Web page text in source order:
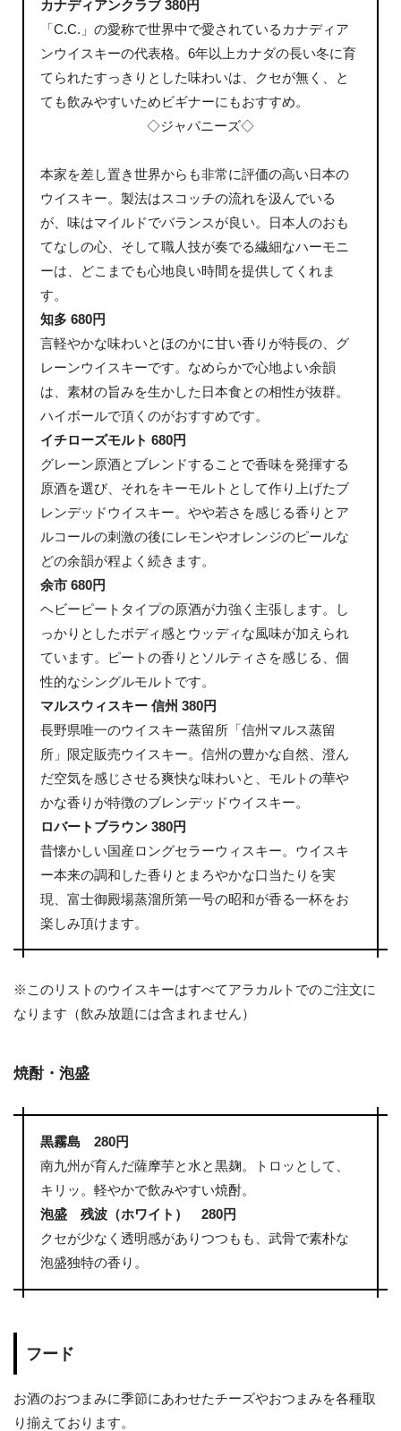
カナディアンクラブ 380円
「C.C.」の愛称で世界中で愛されているカナディア
ンウイスキーの代表格。6年以上カナダの長い冬に育
てられたすっきりとした味わいは、クセが無く、と
ても飲みやすいためビギナーにもおすすめ。
◇ジャパニーズ◇
本家を差し置き世界からも非常に評価の高い日本の
ウイスキー。製法はスコッチの流れを汲んでいる
が、味はマイルドでバランスが良い。日本人のおも
てなしの心、そして職人技が奏でる繊細なハーモニ
ーは、どこまでも心地良い時間を提供してくれま
す。
知多 680円
言軽やかな味わいとほのかに甘い香りが特長の、グ
レーンウイスキーです。なめらかで心地よい余韻
は、素材の旨みを生かした日本食との相性が抜群。
ハイボールで頂くのがおすすめです。
イチローズモルト 680円
グレーン原酒とブレンドすることで香味を発揮する
原酒を選び、それをキーモルトとして作り上げたブ
レンデッドウイスキー。やや若さを感じる香りとア
ルコールの刺激の後にレモンやオレンジのピールな
どの余韻が程よく続きます。
余市 680円
ヘビーピートタイプの原酒が力強く主張します。し
っかりとしたボディ感とウッディな風味が加えられ
ています。ピートの香りとソルティさを感じる、個
性的なシングルモルトです。
マルスウィスキー 信州 380円
長野県唯一のウイスキー蒸留所「信州マルス蒸留
所」限定販売ウイスキー。信州の豊かな自然、澄ん
だ空気を感じさせる爽快な味わいと、モルトの華や
かな香りが特徴のブレンデッドウイスキー。
ロバートブラウン 380円
昔懐かしい国産ロングセラーウィスキー。ウイスキ
ー本来の調和した香りとまろやかな口当たりを実
現、富士御殿場蒸溜所第一号の昭和が香る一杯をお
楽しみ頂けます。
※このリストのウイスキーはすべてアラカルトでのご注文に
なります（飲み放題には含まれません）
焼酎・泡盛
黒霧島 280円
南九州が育んだ薩摩芋と水と黒麹。トロッとして、
キリッ。軽やかで飲みやすい焼酎。
泡盛 残波（ホワイト） 280円
クセが少なく透明感がありつつもも、武骨で素朴な
泡盛独特の香り。
フード
お酒のおつまみに季節にあわせたチーズやおつまみを各種取
り揃えております。